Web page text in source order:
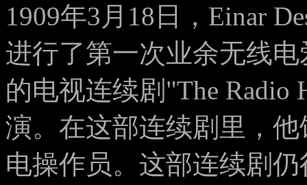
1909年3月18日，Einar
进行了第一次业余无线电
的电视连续剧"The Radio
演。在这部连续剧里，
电操作员。这部连续剧